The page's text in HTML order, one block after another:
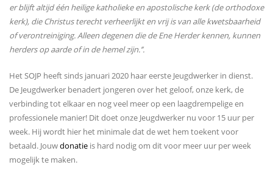
er blijft altijd één heilige katholieke en apostolische kerk (de orthodoxe
kerk), die Christus terecht verheerlijkt en vrij is van alle kwetsbaarheid
of verontreiniging. Alleen degenen die de Ene Herder kennen, kunnen
herders op aarde of in de hemel zijn.’’.
Het SOJP heeft sinds januari 2020 haar eerste Jeugdwerker in dienst.
De Jeugdwerker benadert jongeren over het geloof, onze kerk, de
verbinding tot elkaar en nog veel meer op een laagdrempelige en
professionele manier! Dit doet onze Jeugdwerker nu voor 15 uur per
week. Hij wordt hier het minimale dat de wet hem toekent voor
betaald. Jouwdonatie is hard nodig om dit voor meer uur per week
mogelijk te maken.